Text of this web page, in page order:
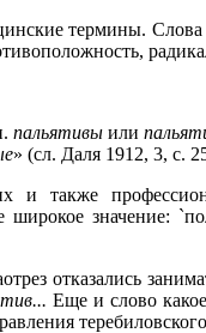
термины. Слова
пальятивыили
» (сл. Даля 1912, 3, с.
широкое значение:
отказались
Еще и слово